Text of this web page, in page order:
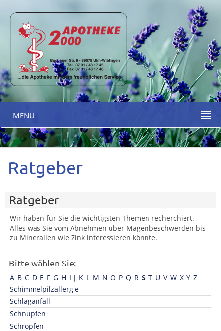
MENU
Ratgeber
Ratgeber
Wir haben für Sie die wichtigsten Themen recherchiert.
Alles was Sie vom Abnehmen über Magenbeschwerden bis
zu Mineralien wie Zink interessieren könnte.
Bitte wählen Sie:
A B C D E F G H I J K L M N O P Q R S T U V W X Y Z
Schimmelpilzallergie
Schlaganfall
Schnupfen
Schröpfen